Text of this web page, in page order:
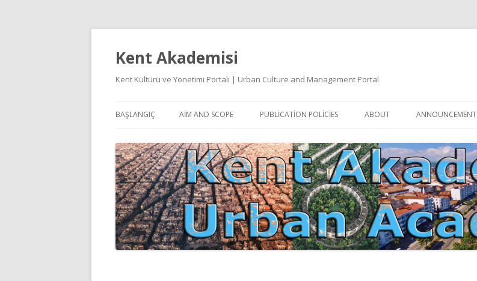
Kent Akademisi
Kent Kültürü ve Yönetimi Portalı | Urban Culture and Management Portal
atla
BAŞLANGIÇ AIM AND SCOPE PUBLICATION POLICIES
DOCUMENTATION
YAZIM KURALLARI
SÜREÇ REHBERI | PROCESS GUIDE
ETIK İLKELER | ETHICAL RULES
ABOUT
EDITORIAL BOARD
ETIK KURUL | ETHICAL BOARDS
İNDEKSLER
JOURNAL HISTORY | DERGI
TARIHÇESI
ANNOUNCEMENT